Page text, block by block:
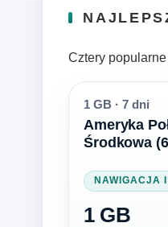
Cztery
1 GB · 7 dni
Ameryka
Środkowa
NAWIGACJA
1 GB